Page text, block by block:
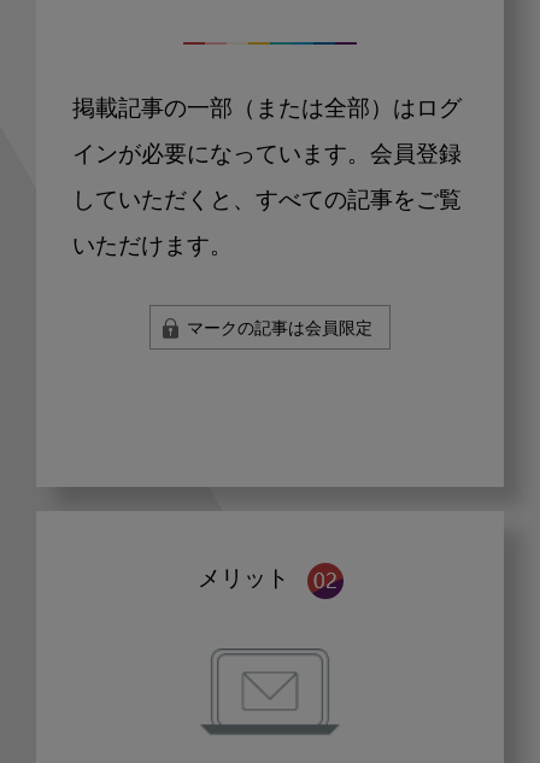
掲載記事の一部（または全部）はログ
インが必要になっています。会員登録
していただくと、すべての記事をご覧
いただけます。
マークの記事は会員限定
メリット